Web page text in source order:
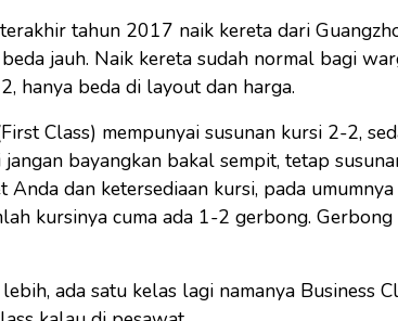
tahun 2017 naik kereta dari
jauh. Naik kereta sudah normal bagi
hanya beda di layout dan harga.
Class) mempunyai susunan kursi 2-2,
bayangkan bakal sempit, tetap
Anda dan ketersediaan kursi, pada
kursinya cuma ada 1-2 gerbong.
ada satu kelas lagi namanya Business